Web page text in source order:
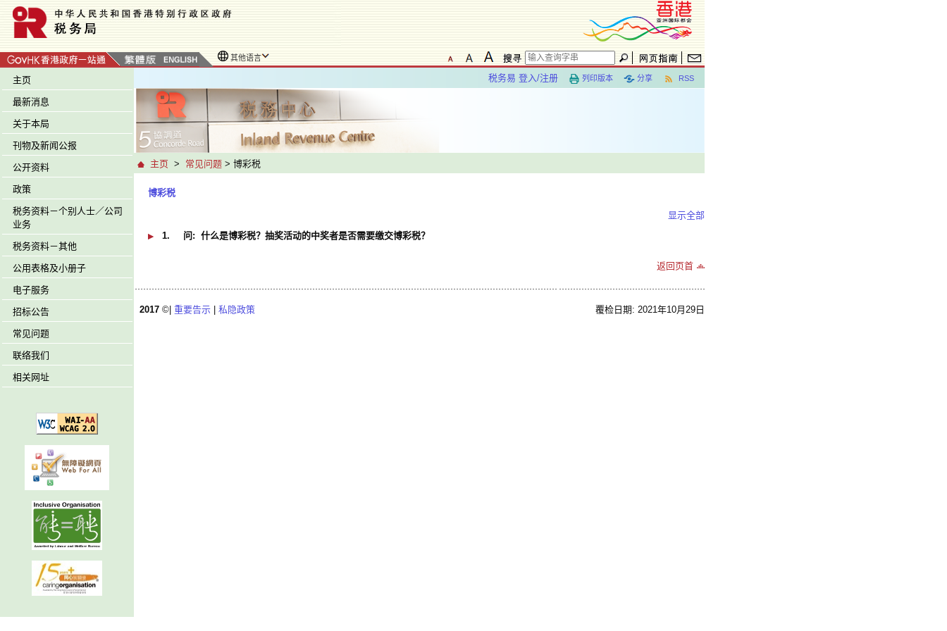
其他语言
主页
最新消息
关于本局
刊物及新闻公报
公开资料
政策
税务资料－个别人士／公司
业务
税务资料－其他
公用表格及小册子
电子服务
招标公告
常见问题
联络我们
相关网址
RSS
分享
列印版本
税务易 登入/注册
主页 > 常见问题 > 博彩税
博彩税
显示全部
1.
问: 什么是博彩税？抽奖活动的中奖者是否需要缴交博彩税？
返回页首
2017 ©| 重要告示 私隐政策 覆检日期: 2021年10月29日